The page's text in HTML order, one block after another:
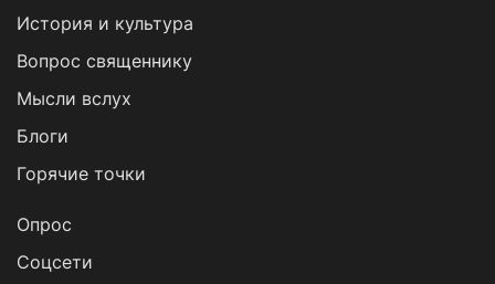
История и культура
Вопрос священнику
Мысли вслух
Блоги
Горячие точки
Опрос
Cоцсети